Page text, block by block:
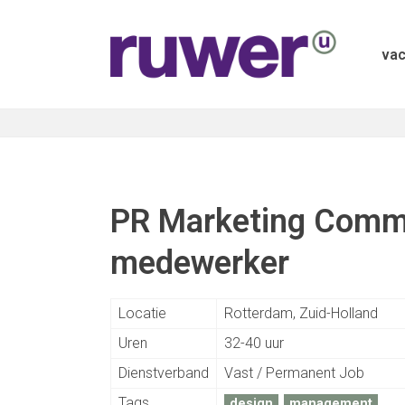
PR Marketing
medewerker
Locatie
Rotterdam, Zuid-Holland
Uren
32-40 uur
Dienstverband
Vast / Permanent Job